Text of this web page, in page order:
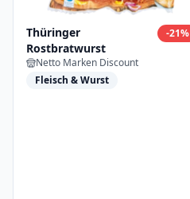
Thüringer
Rostbratwurst
-21%
Netto Marken Discount
Fleisch & Wurst